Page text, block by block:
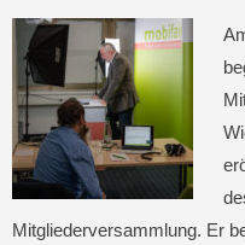
Mitgliederversammlung. Er